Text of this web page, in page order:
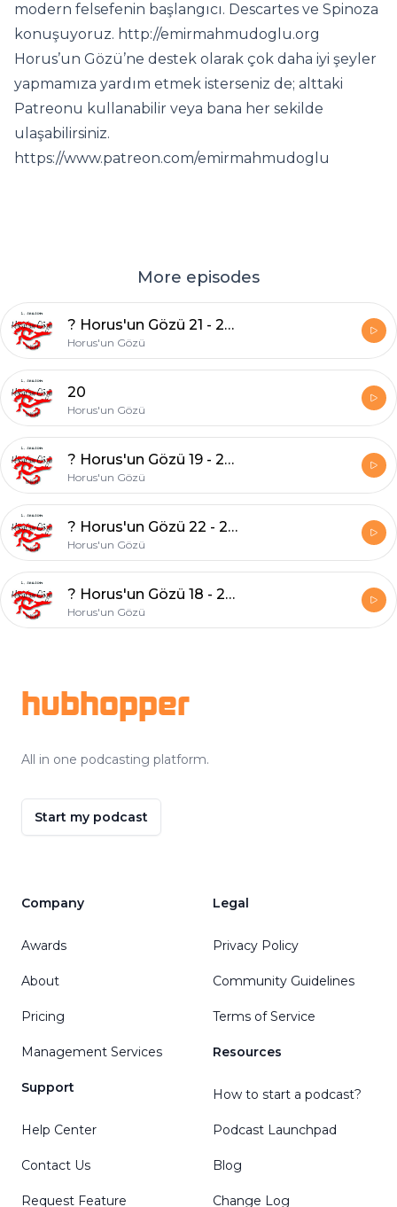
modern felsefenin başlangıcı. Descartes ve Spinoza
konuşuyoruz. http://emirmahmudoglu.org
Horus’un Gözü’ne destek olarak çok daha iyi şeyler
yapmamıza yardım etmek isterseniz de; alttaki
Patreonu kullanabilir veya bana her sekilde
ulaşabilirsiniz.
https://www.patreon.com/emirmahmudoglu
More episodes
? Horus'un Gözü 21 - 20131008
Horus'un Gözü
20
Horus'un Gözü
? Horus'un Gözü 19 - 20130604
Horus'un Gözü
? Horus'un Gözü 22 - 20131029
Horus'un Gözü
? Horus'un Gözü 18 - 20130528
Horus'un Gözü
hubhopper
All in one podcasting platform.
Start my podcast
Company
Awards
About
Pricing
Management Services
Support
Help Center
Contact Us
Request Feature
Legal
Privacy Policy
Community Guidelines
Terms of Service
Resources
How to start a podcast?
Podcast Launchpad
Blog
Change Log